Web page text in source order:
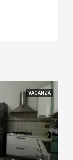
VACANZA